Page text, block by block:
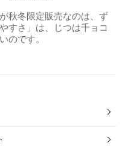
秋冬限定販売なのは、ず
すさ」は、じつは千ョコ
のです。